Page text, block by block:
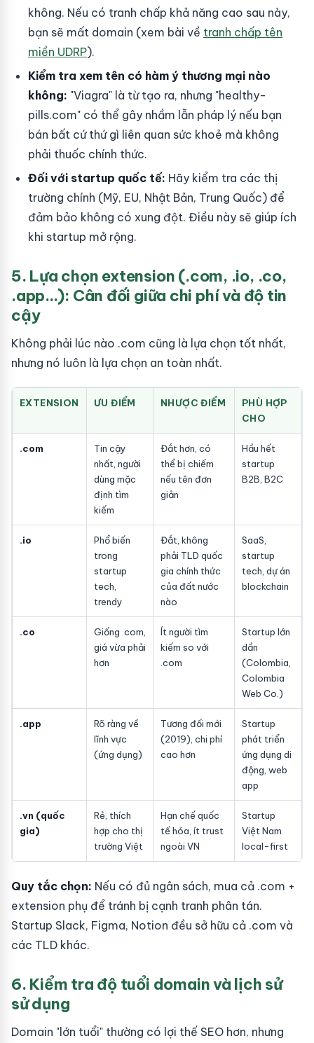
không. Nếu có tranh chấp khả năng cao sau này,
bạn sẽ mất domain (xem bài về tranh chấp tên
miền UDRP).
Kiểm tra xem tên có hàm ý thương mại nào
không: "Viagra" là từ tạo ra, nhưng "healthy-
pills.com" có thể gây nhầm lẫn pháp lý nếu bạn
bán bất cứ thứ gì liên quan sức khoẻ mà không
phải thuốc chính thức.
Đối với startup quốc tế: Hãy kiểm tra các thị
trường chính (Mỹ, EU, Nhật Bản, Trung Quốc) để
đảm bảo không có xung đột. Điều này sẽ giúp ích
khi startup mở rộng.
5. Lựa chọn extension (.com, .io, .co,
.app...): Cân đối giữa chi phí và độ tin
cậy
Không phải lúc nào .com cũng là lựa chọn tốt nhất,
nhưng nó luôn là lựa chọn an toàn nhất.
EXTENSION ƯU ĐIỂM NHƯỢC ĐIỂM
PHÙ HỢP
CHO
.com
Tin cậy
nhất, người
dùng mặc
định tìm
kiếm
Đắt hơn, có
thể bị chiếm
nếu tên đơn
giản
Hầu hết
startup
B2B, B2C
.io
Phổ biến
trong
startup
tech,
trendy
Đắt, không
phải TLD quốc
gia chính thức
của đất nước
nào
SaaS,
startup
tech, dự án
blockchain
.co
Giống .com,
giá vừa phải
hơn
Ít người tìm
kiếm so với
.com
Startup lớn
dần
(Colombia,
Colombia
Web Co.)
.app
Rõ ràng về
lĩnh vực
(ứng dụng)
Tương đối mới
(2019), chi phí
cao hơn
Startup
phát triển
ứng dụng di
động, web
app
.vn (quốc
gia)
Rẻ, thích
hợp cho thị
trường Việt
Hạn chế quốc
tế hóa, ít trust
ngoài VN
Startup
Việt Nam
local-first
Quy tắc chọn: Nếu có đủ ngân sách, mua cả .com +
extension phụ để tránh bị cạnh tranh phân tán.
Startup Slack, Figma, Notion đều sở hữu cả .com và
các TLD khác.
6. Kiểm tra độ tuổi domain và lịch sử
sử dụng
Domain "lớn tuổi" thường có lợi thế SEO hơn, nhưng